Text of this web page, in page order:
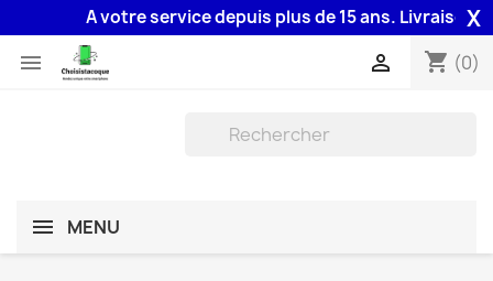
A votre service depuis plus de 15 ans. Livraison X
 shopping_cart (0)

MENU